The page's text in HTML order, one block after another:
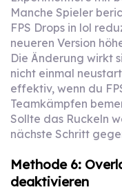
Manche Spieler
FPS Drops in lol
neueren Version
Die Änderung wirkt
nicht einmal
effektiv, wenn du
Teamkämpfen
Sollte das Ruckeln
nächste Schritt
Methode 6:
deaktivieren